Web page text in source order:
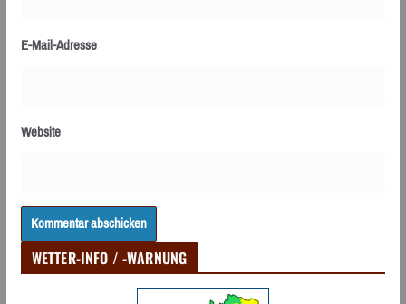
E-Mail-Adresse
Website
WETTER-INFO / -WARNUNG